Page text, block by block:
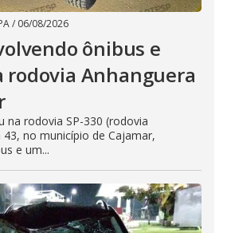
/ 06/08/2026
ônibus e
Anhanguera
na rodovia SP-330 (rodovia
no município de Cajamar,
e um...